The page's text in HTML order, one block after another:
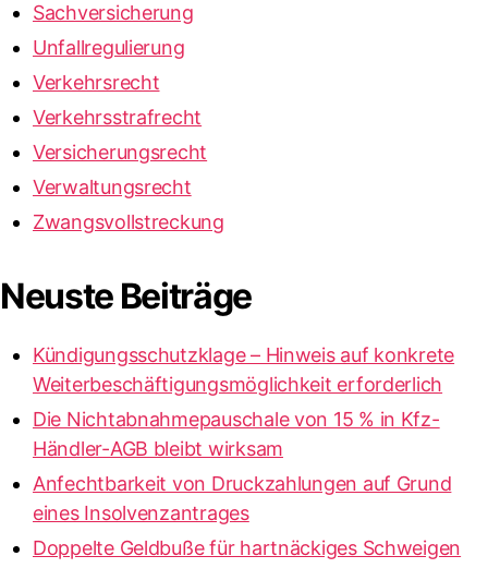
Sachversicherung
Unfallregulierung
Verkehrsrecht
Verkehrsstrafrecht
Versicherungsrecht
Verwaltungsrecht
Zwangsvollstreckung
Neuste Beiträge
Kündigungsschutzklage – Hinweis auf konkrete
Weiterbeschäftigungsmöglichkeit erforderlich
Die Nichtabnahmepauschale von 15 % in Kfz-
Händler-AGB bleibt wirksam
Anfechtbarkeit von Druckzahlungen auf Grund
eines Insolvenzantrages
Doppelte Geldbuße für hartnäckiges Schweigen